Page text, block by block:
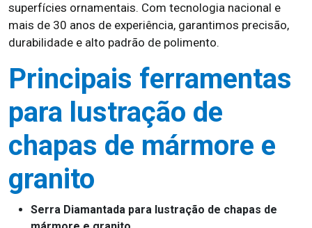
superfícies ornamentais. Com tecnologia nacional e
mais de 30 anos de experiência, garantimos precisão,
durabilidade e alto padrão de polimento.
Principais ferramentas
para lustração de
chapas de mármore e
granito
Serra Diamantada para lustração de chapas de